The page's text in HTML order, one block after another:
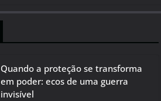
Quando a proteção se transforma
em poder: ecos de uma guerra
invisível